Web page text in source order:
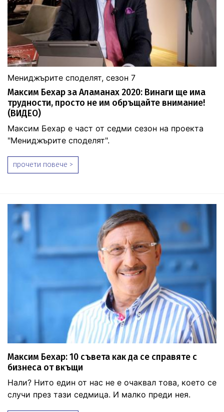
Мениджърите споделят, сезон 7
Максим Бехар за Аламанах 2020: Винаги ще има
трудности, просто не им обръщайте внимание!
(ВИДЕО)
Максим Бехар е част от седми сезон на проекта
"Мениджърите споделят".
прочети повече >
Максим Бехар: 10 съвета как да се справяте с
бизнеса от вкъщи
Нали? Нито един от нас не е очаквал това, което се
случи през тази седмица. И малко преди нея.